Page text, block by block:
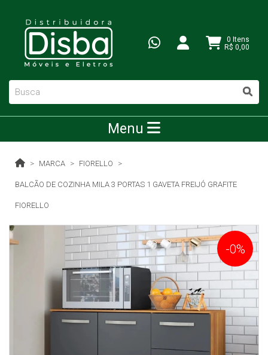
0 Itens
R$ 0,00
Menu
MARCA FIORELLO
BALCÃO DE COZINHA MILA 3 PORTAS 1 GAVETA FREIJÓ GRAFITE
FIORELLO
-0%